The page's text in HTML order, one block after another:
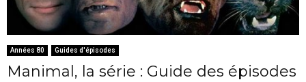
Années 80 Guides d'épisodes
Manimal, la série : Guide des épisodes